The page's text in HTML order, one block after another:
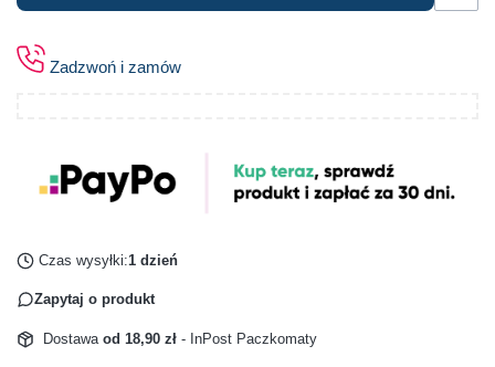
Zadzwoń i zamów
Czas wysyłki:1 dzień
Zapytaj o produkt
Dostawa od 18,90 zł - InPost Paczkomaty